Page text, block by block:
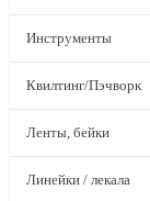
Инструменты
Квилтинг/Пэчворк
Ленты, бейки
Линейки / лекала